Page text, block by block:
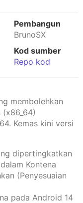
Pembangun
BrunoSX
Kod sumber
Repo kod
membolehkan
Kemas kini versi
dipertingkatkan
Kontena
(Penyesuaian
pada Android 14